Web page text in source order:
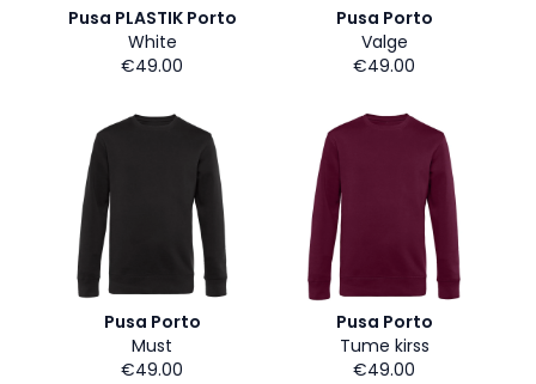
Pusa PLASTIK Porto
White
€49.00
Pusa Porto
Valge
€49.00
Pusa Porto
Must
€49.00
Pusa Porto
Tume kirss
€49.00